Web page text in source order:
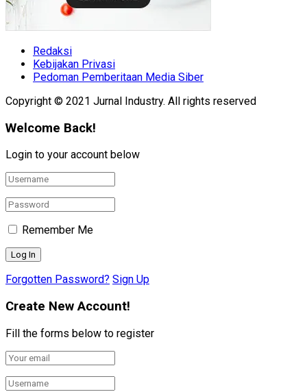
Redaksi
Kebijakan Privasi
Pedoman Pemberitaan Media Siber
Copyright © 2021 Jurnal Industry. All rights reserved
Welcome Back!
Login to your account below
Remember Me
Forgotten Password? Sign Up
Create New Account!
Fill the forms below to register